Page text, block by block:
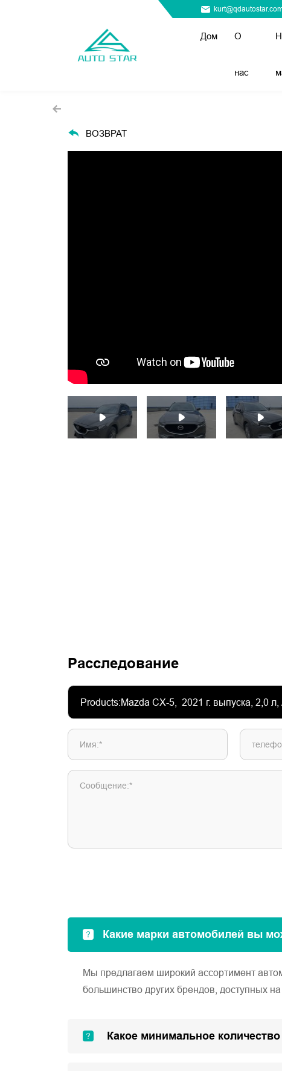
Дом О
нас
ВОЗВРАТ
Расследование
Имя:*
Сообщение:*
Какие марки автомобилей вы
Мы предлагаем широкий ассортимент
большинство других брендов, доступных
Какое минимальное количество